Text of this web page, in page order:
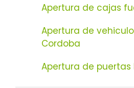
Apertura de cajas
Apertura de
Cordoba
Apertura de puertas